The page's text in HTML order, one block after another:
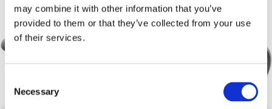
may combine it with other information that you’ve
provided to them or that they’ve collected from your use
of their services.
Selection
Necessary
-16%